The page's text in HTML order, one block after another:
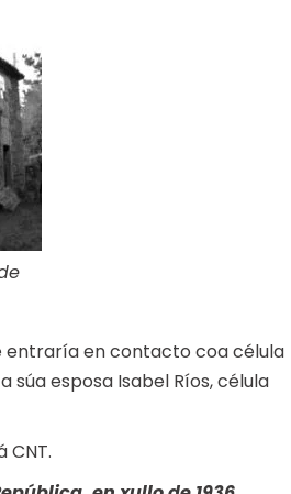
entraría en contacto coa célula
súa esposa Isabel Ríos, célula
CNT.